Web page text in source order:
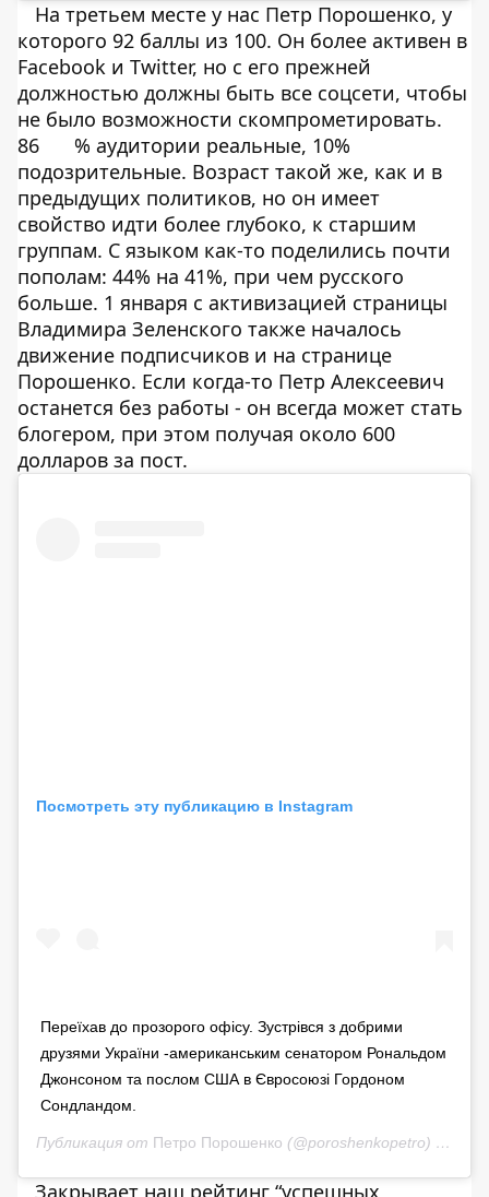
На третьем месте у нас Петр Порошенко, у
которого 92 баллы из 100. Он более активен в
Facebook и Twitter, но с его прежней
должностью должны быть все соцсети, чтобы
не было возможности скомпрометировать.
86
% аудитории реальные, 10%
подозрительные. Возраст такой же, как и в
предыдущих политиков, но он имеет
свойство идти более глубоко, к старшим
группам. С языком как-то поделились почти
пополам: 44% на 41%, при чем русского
больше. 1 января с активизацией страницы
Владимира Зеленского также началось
движение подписчиков и на странице
Порошенко. Если когда-то Петр Алексеевич
останется без работы - он всегда может стать
блогером, при этом получая около 600
долларов за пост.
Посмотреть эту публикацию в Instagram
Переїхав до прозорого офісу. Зустрівся з добрими
друзями України -американським сенатором Рональдом
Джонсоном та послом США в Євросоюзі Гордоном
Сондландом.
Публикация от Петро Порошенко (@poroshenkopetro) 20 Май